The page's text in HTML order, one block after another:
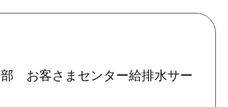
お客さまセンター給排水サー